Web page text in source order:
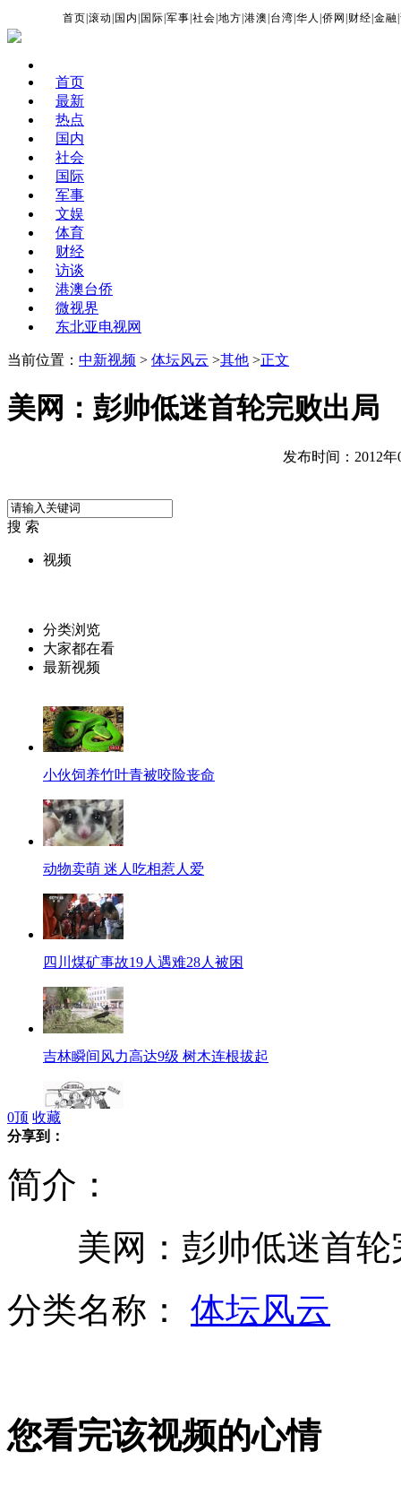
首页 |滚动 国内 国际 |军事 |社会 |地方 |港澳 台湾 |华人 |侨网 财经 |金融 |
首页
最新
热点
国内
社会
国际
军事
文娱
体育
财经
访谈
港澳台侨
微视界
东北亚电视网
当前位置： 中新视频 > 体坛风云 >其他 >正文
美网：彭帅低迷首轮完败出局
发布时间：2012年
搜 索
视频
分类浏览
大家都在看
最新视频
小伙饲养竹叶青被咬险丧命
动物卖萌 迷人吃相惹人爱
四川煤矿事故19人遇难28人被困
吉林瞬间风力高达9级 树木连根拔起
女子乘出租车受气 男子上街砍车报复
母亲在家病逝1周 同屋儿媳竟不知
0顶 收藏
分享到：
简介：
美网：彭帅低迷首轮
分类名称： 体坛风云
您看完该视频的心情